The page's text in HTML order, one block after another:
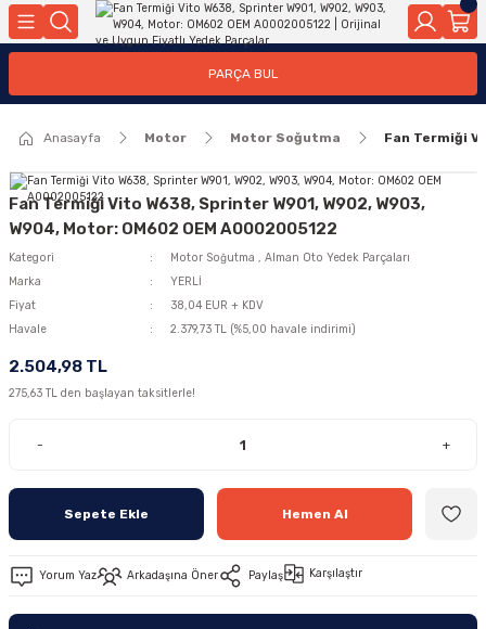
Geri Dön
Geri Dön
Geri Dön
Yakıt Pompası, Yakıt Hatları
Motor Elektrik
Ateşleme Buji Bobin Buji Kablosu
Geri Dön
Geri Dön
Geri Dön
Kollar
Geri Dön
Geri Dön
Ön Arka
Geri Dön
PARÇA BUL
Anasayfa Motor Motor Soğutma Fan Termiği
Fan Termiği Vito W638, Sprinter W901, W902, W903,
W904, Motor: OM602 OEM A0002005122
Kategori Motor Soğutma , Alman Oto Yedek Parçaları
Marka
YERLİ
Fiyat
38,04 EUR + KDV
Havale
2.379,73 TL (%5,00 havale indirimi)
2.504,98 TL
275,63 TL den başlayan taksitlerle!
- +
Sepete Ekle Hemen Al
Yorum Yaz Arkadaşına Öner Paylaş Karşılaştır